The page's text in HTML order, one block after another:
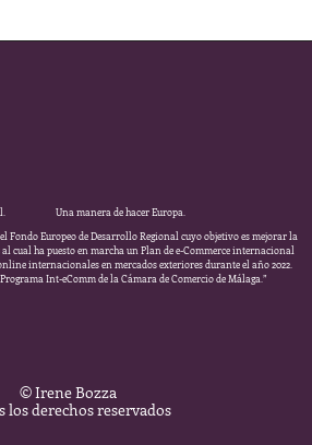
Una manera de hacer Europa.
Fondo Europeo de Desarrollo Regional cuyo objetivo es mejorar la
cual ha puesto en marcha un Plan de e-Commerce internacional
internacionales en mercados exteriores durante el año 2022.
Int-eComm de la Cámara de Comercio de Málaga.”
© Irene Bozza
los derechos reservados